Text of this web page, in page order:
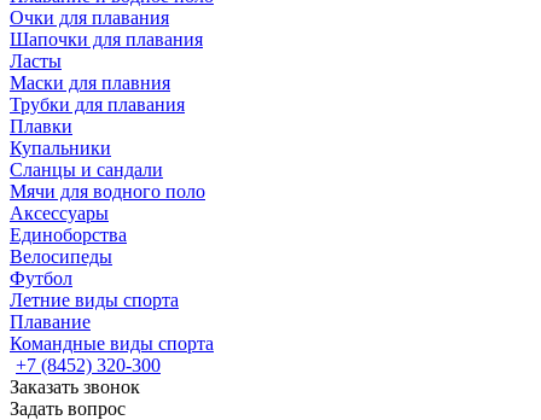
Очки для плавания
Шапочки для плавания
Ласты
Маски для плавния
Трубки для плавания
Плавки
Купальники
Сланцы и сандали
Мячи для водного поло
Аксессуары
Единоборства
Велосипеды
Футбол
Летние виды спорта
Плавание
Командные виды спорта
+7 (8452) 320-300
Заказать звонок
Задать вопрос